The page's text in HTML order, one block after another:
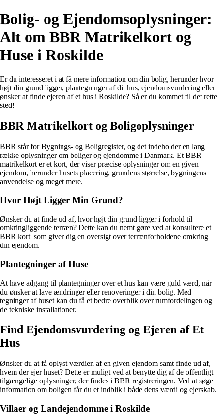
Bolig- og Ejendomsoplysninger:
Alt om BBR Matrikelkort og
Huse i Roskilde
Er du interesseret i at få mere information om din bolig, herunder hvor
højt din grund ligger, plantegninger af dit hus, ejendomsvurdering eller
ønsker at finde ejeren af et hus i Roskilde? Så er du kommet til det rette
sted!
BBR Matrikelkort og Boligoplysninger
BBR står for Bygnings- og Boligregister, og det indeholder en lang
række oplysninger om boliger og ejendomme i Danmark. Et BBR
matrikelkort er et kort, der viser præcise oplysninger om en given
ejendom, herunder husets placering, grundens størrelse, bygningens
anvendelse og meget mere.
Hvor Højt Ligger Min Grund?
Ønsker du at finde ud af, hvor højt din grund ligger i forhold til
omkringliggende terræn? Dette kan du nemt gøre ved at konsultere et
BBR kort, som giver dig en oversigt over terrænforholdene omkring
din ejendom.
Plantegninger af Huse
At have adgang til plantegninger over et hus kan være guld værd, når
du ønsker at lave ændringer eller renoveringer i din bolig. Med
tegninger af huset kan du få et bedre overblik over rumfordelingen og
de tekniske installationer.
Find Ejendomsvurdering og Ejeren af Et
Hus
Ønsker du at få oplyst værdien af en given ejendom samt finde ud af,
hvem der ejer huset? Dette er muligt ved at benytte dig af de offentligt
tilgængelige oplysninger, der findes i BBR registreringen. Ved at søge
information om boligen får du et indblik i både dens værdi og ejerskab.
Villaer og Landejendomme i Roskilde